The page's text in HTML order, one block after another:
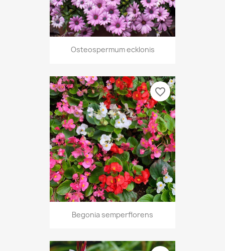
Osteospermum ecklonis
Begonia semperflorens
favorite_border